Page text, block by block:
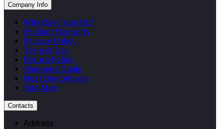
Company Info
Why Buy From Us?
Product Warranty
Privacy Policy
Term of Use
Return Policy
Shopping Guide
Next Day Delivery
Site Map
Contacts
Address